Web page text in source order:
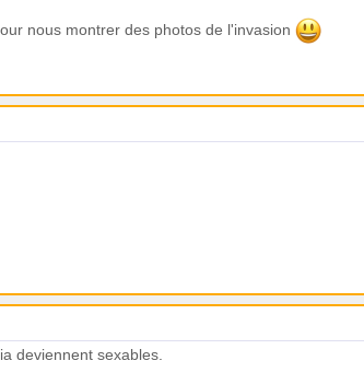
nous montrer des photos de l'invasion
deviennent sexables.